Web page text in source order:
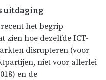
uitdaging
het begrip
zien hoe dezelfde ICT-
disrupteren (voor
niet voor allerlei
en de